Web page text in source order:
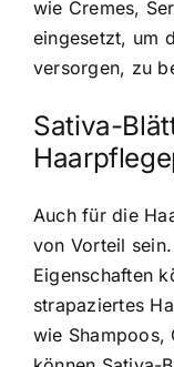
wie Cremes,
eingesetzt, um
versorgen, zu
Sativa-
Auch für die
von Vorteil
Eigenschaften
strapaziertes
wie Shampoos,